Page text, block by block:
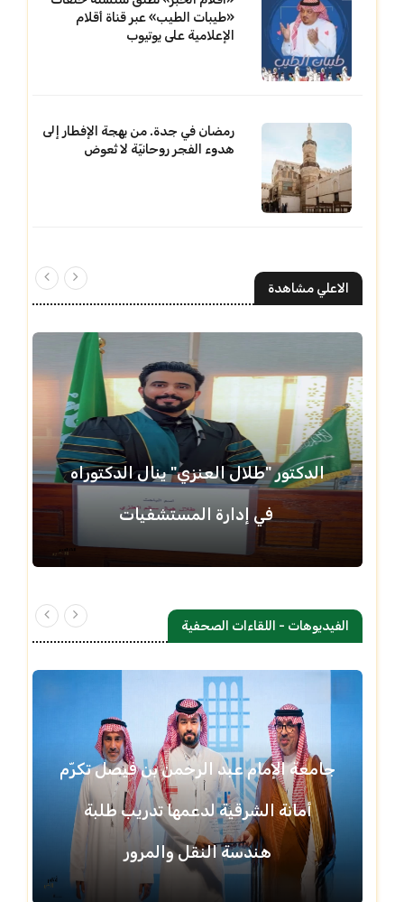
«طيبات الطيب» عبر قناة أقلام
الإعلامية على يوتيوب
رمضان في جدة. من بهجة الإفطار إلى
هدوء الفجر روحانيّة لا تُعوض
الاعلي مشاهدة
الدكتور "طلال العنزي" ينال الدكتوراه
في إدارة المستشفيات
الفيديوهات - اللقاءات الصحفية
جامعة الإمام عبد الرحمن بن فيصل تكرّم
أمانة الشرقية لدعمها تدريب طلبة
هندسة النقل والمرور